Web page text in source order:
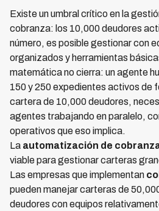
Existe un umbral crítico en la
cobranza: los 10,000 deudores
número, es posible gestionar con
organizados y herramientas
matemática no cierra: un agente
150 y 250 expedientes activos de
cartera de 10,000 deudores,
agentes trabajando en paralelo,
operativos que eso implica.
La automatización de
viable para gestionar carteras
Las empresas que implementan
pueden manejar carteras de
deudores con equipos